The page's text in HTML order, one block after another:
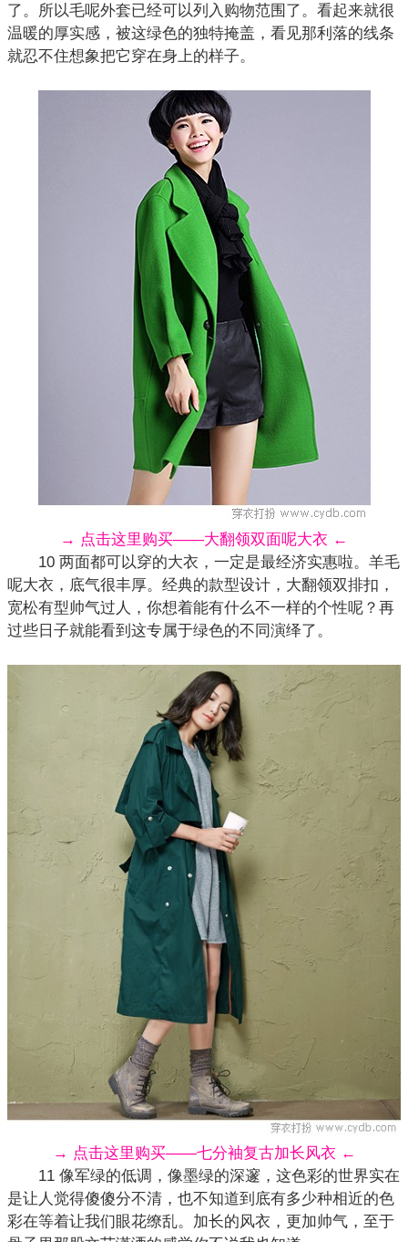
了。所以毛呢外套已经可以列入购物范围了。看起来就很
温暖的厚实感，被这绿色的独特掩盖，看见那利落的线条
就忍不住想象把它穿在身上的样子。
→ 点击这里购买——大翻领双面呢大衣 ←
10 两面都可以穿的大衣，一定是最经济实惠啦。羊毛
呢大衣，底气很丰厚。经典的款型设计，大翻领双排扣，
宽松有型帅气过人，你想着能有什么不一样的个性呢？再
过些日子就能看到这专属于绿色的不同演绎了。
→ 点击这里购买——七分袖复古加长风衣 ←
11 像军绿的低调，像墨绿的深邃，这色彩的世界实在
是让人觉得傻傻分不清，也不知道到底有多少种相近的色
彩在等着让我们眼花缭乱。加长的风衣，更加帅气，至于